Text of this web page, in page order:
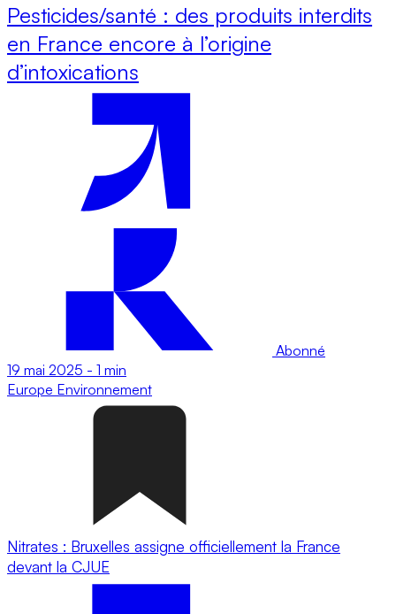
Pesticides/santé : des produits interdits
en France encore à l’origine
d’intoxications
Abonné
19 mai 2025 - 1 min
Europe Environnement
Nitrates : Bruxelles assigne officiellement la France
devant la CJUE